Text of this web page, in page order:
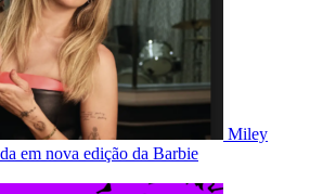
Miley
em nova edição da Barbie